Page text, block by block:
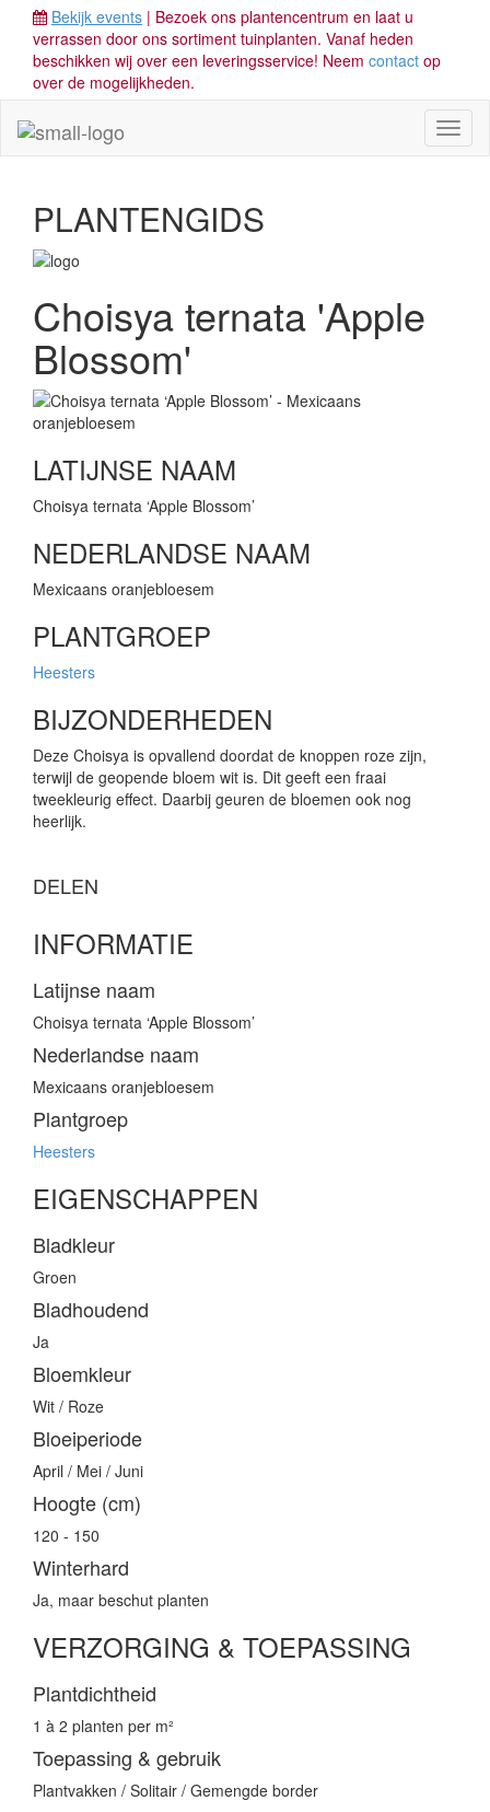
Bekijk events | Bezoek ons plantencentrum en laat u
verrassen door ons sortiment tuinplanten. Vanaf heden
beschikken wij over een leveringsservice! Neem contact op
over de mogelijkheden.
PLANTENGIDS
Choisya ternata 'Apple
Blossom'
LATIJNSE NAAM
Choisya ternata ‘Apple Blossom’
NEDERLANDSE NAAM
Mexicaans oranjebloesem
PLANTGROEP
Heesters
BIJZONDERHEDEN
Deze Choisya is opvallend doordat de knoppen roze zijn,
terwijl de geopende bloem wit is. Dit geeft een fraai
tweekleurig effect. Daarbij geuren de bloemen ook nog
heerlijk.
DELEN
INFORMATIE
Latijnse naam
Choisya ternata ‘Apple Blossom’
Nederlandse naam
Mexicaans oranjebloesem
Plantgroep
Heesters
EIGENSCHAPPEN
Bladkleur
Groen
Bladhoudend
Ja
Bloemkleur
Wit / Roze
Bloeiperiode
April / Mei / Juni
Hoogte (cm)
120 - 150
Winterhard
Ja, maar beschut planten
VERZORGING & TOEPASSING
Plantdichtheid
1 à 2 planten per m²
Toepassing & gebruik
Plantvakken / Solitair / Gemengde border